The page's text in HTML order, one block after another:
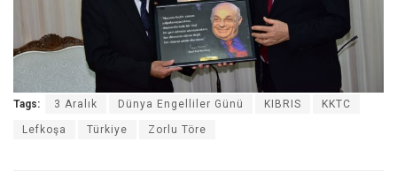
Tags: 3 Aralık Dünya Engelliler Günü KIBRIS KKTC
Lefkoşa Türkiye Zorlu Töre